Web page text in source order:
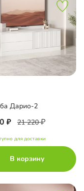
Дарио-2
21 220
для доставки
В корзину